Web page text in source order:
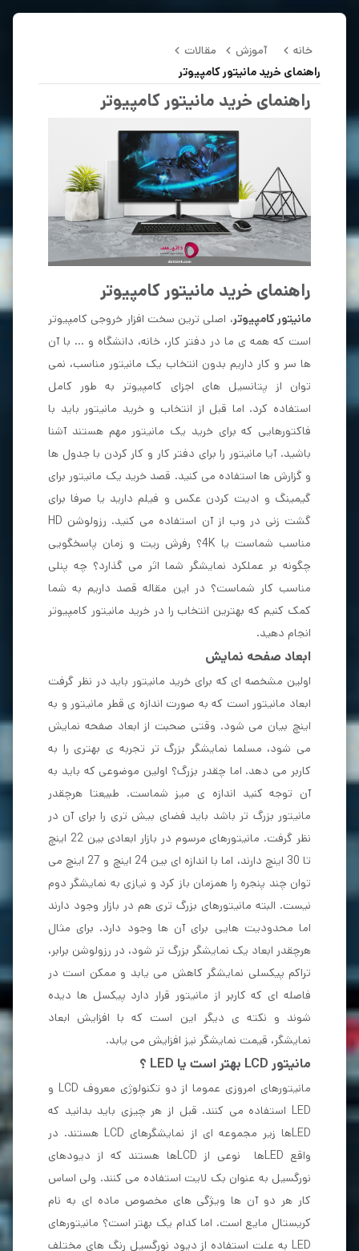
خانه آموزش
مقالات
راهنمای خرید مانیتور کامپیوتر
راهنمای خرید مانیتور کامپیوتر
راهنمای خرید مانیتور کامپیوتر
مانیتور کامپیوتر، اصلی ترین سخت افزار خروجی کامپیوتر
است که همه ی ما در دفتر کار، خانه، دانشگاه و ... با آن
ها سر و کار داریم بدون انتخاب یک مانیتور مناسب، نمی
توان از پتانسیل های اجزای کامپیوتر به طور کامل
استفاده کرد. اما قبل از انتخاب و خرید مانیتور باید با
فاکتورهایی که برای خرید یک مانیتور مهم هستند آشنا
باشید. آیا مانیتور را برای دفتر کار و کار کردن با جدول ها
و گزارش ها استفاده می کنید. قصد خرید یک مانیتور برای
گیمینگ و ادیت کردن عکس و فیلم دارید یا صرفا برای
گشت زنی در وب از آن استفاده می کنید. رزولوشن HD
مناسب شماست یا 4K؟ رفرش ریت و زمان پاسخگویی
چگونه بر عملکرد نمایشگر شما اثر می گذارد؟ چه پنلی
مناسب کار شماست؟ در این مقاله قصد داریم به شما
کمک کنیم که بهترین انتخاب را در خرید مانیتور کامپیوتر
انجام دهید.
ابعاد صفحه نمایش
اولین مشخصه ای که برای خرید مانیتور باید در نظر گرفت
ابعاد مانیتور است که به صورت اندازه ی قطر مانیتور و به
اینچ بیان می شود. وقتی صحبت از ابعاد صفحه نمایش
می شود، مسلما نمایشگر بزرگ تر تجربه ی بهتری را به
کاربر می دهد. اما چقدر بزرگ؟ اولین موضوعی که باید به
آن توجه کنید اندازه ی میز شماست. طبیعتا هرچقدر
مانیتور بزرگ تر باشد باید فضای بیش تری را برای آن در
نظر گرفت. مانیتورهای مرسوم در بازار ابعادی بین 22 اینچ
تا 30 اینچ دارند، اما با اندازه ای بین 24 اینچ و 27 اینچ می
توان چند پنجره را همزمان باز کرد و نیازی به نمایشگر دوم
نیست. البته مانیتورهای بزرگ تری هم در بازار وجود دارند
اما محدودیت هایی برای آن ها وجود دارد. برای مثال
هرچقدر ابعاد یک نمایشگر بزرگ تر شود، در رزولوشن برابر،
تراکم پیکسلی نمایشگر کاهش می یابد و ممکن است در
فاصله ای که کاربر از مانیتور قرار دارد پیکسل ها دیده
شوند و نکته ی دیگر این است که با افزایش ابعاد
نمایشگر، قیمت نمایشگر نیز افزایش می یابد.
مانیتور LCD بهتر است یا LED ؟
مانیتورهای امروزی عموما از دو تکنولوژی معروف LCD و
LED استفاده می کنند. قبل از هر چیزی باید بدانید که
LEDها زیر مجموعه ای از نمایشگرهای LCD هستند. در
واقع LEDها نوعی از LCDها هستند که از دیودهای
نورگسیل به عنوان بک لایت استفاده می کنند. ولی اساس
کار هر دو آن ها ویژگی های مخصوص ماده ای به نام
کریستال مایع است. اما کدام یک بهتر است؟ مانیتورهای
LED به علت استفاده از دیود نورگسیل رنگ های مختلف